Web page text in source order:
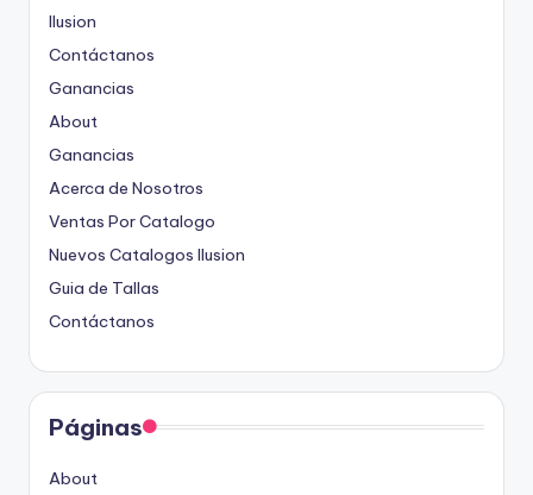
Ilusion
Contáctanos
Ganancias
About
Ganancias
Acerca de Nosotros
Ventas Por Catalogo
Nuevos Catalogos Ilusion
Guia de Tallas
Contáctanos
Páginas
About